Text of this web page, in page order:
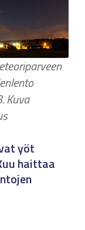
Kuva
yöt
haittaa